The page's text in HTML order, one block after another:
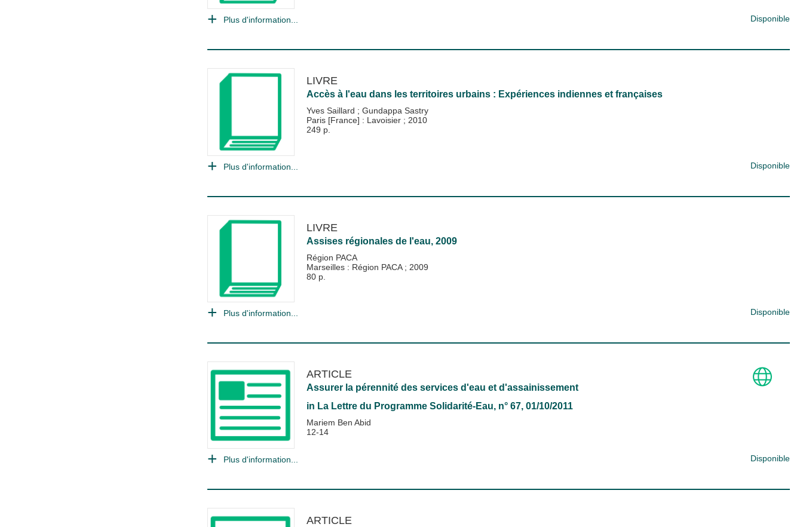
Plus d'information... Disponible
LIVRE
Accès à l'eau dans les territoires urbains : Expériences indiennes et françaises
Yves Saillard ; Gundappa Sastry
Paris [France] : Lavoisier ; 2010
249 p.
Plus d'information... Disponible
LIVRE
Assises régionales de l'eau, 2009
Région PACA
Marseilles : Région PACA ; 2009
80 p.
Plus d'information... Disponible
ARTICLE
Assurer la pérennité des services d'eau et d'assainissement
in La Lettre du Programme Solidarité-Eau, n° 67, 01/10/2011
Mariem Ben Abid
12-14
Plus d'information... Disponible
ARTICLE